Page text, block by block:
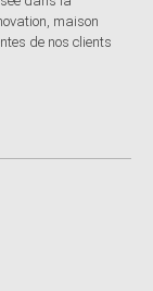
maison
de nos clients